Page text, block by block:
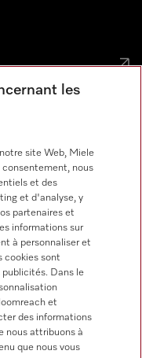
les
site Web, Miele
consentement, nous
et des
et d'analyse, y
partenaires et
informations sur
à personnaliser et
cookies sont
publicités. Dans le
et
des informations
nous attribuons à
que nous vous